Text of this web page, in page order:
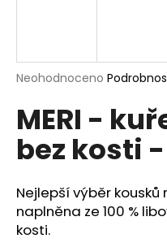
Průměrné
produktu
je
0,0
hvězdiček.
Neohodnoceno
MERI -
bez kosti -
Nejlepší výběr
naplněna ze 100 %
kosti.
í
t
?